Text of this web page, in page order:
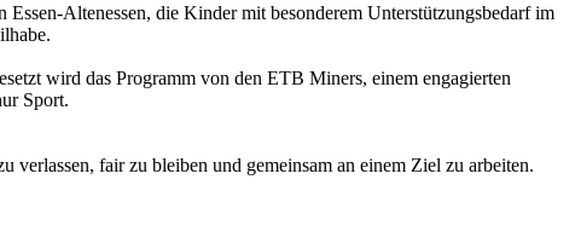
Altenessen, die Kinder mit besonderem Unterstützungsbedarf im
wird das Programm von den ETB Miners, einem engagierten
Sport.
fair zu bleiben und gemeinsam an einem Ziel zu arbeiten.